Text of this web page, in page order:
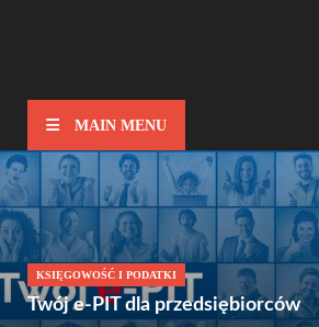
MAIN MENU
KSIĘGOWOŚĆ I PODATKI
Twój e-PIT dla przedsiębiorców